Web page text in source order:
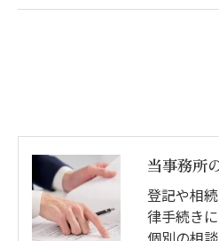
当事務所
登記や相
律手続き